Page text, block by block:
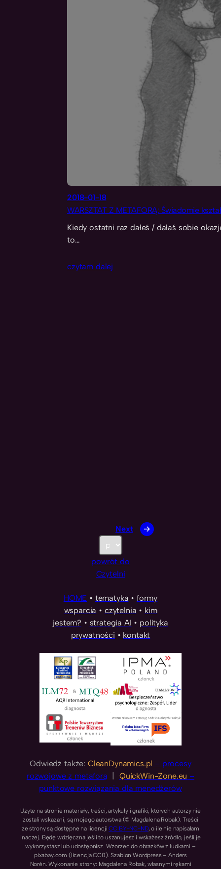
2018-01-18
WARSZTAT Z METAFORĄ: Świadomie
Kiedy ostatni raz dałeś / dałaś sobie
to…
czytam dalej
Next
→
K
a
t
e
o
i
e
powrót do
Czytelni
HOME • tematyka • formy
wsparcia • czytelnia • kim
jestem? • strategia AI • polityka
prywatności • kontakt
Odwiedź także: CleanDynamics.pl – procesy
rozwojowe z metaforą
QuickWin-Zone.eu –
punktowe rozwiązania dla menedżerów
Użyte na stronie materiały, treści, artykuły i grafiki, których autorzy nie
zostali wskazani, są mojego autorstwa (© Magdalena Robak). Treści
ze strony są dostępne na licencjiCC BY-NC-ND, o ile nie napisałam
inaczej. Będę wdzięczna jeśli to uszanujesz i wskażesz źródło, jeśli je
wykorzystasz lub udostępnisz. Wzorzec do obrazków z ludkami –
pixabay.com (licencja CC0). Szablon Wordpress – Anders
Norén. Wykonanie strony: Magdalena Robak, własnymi rękami